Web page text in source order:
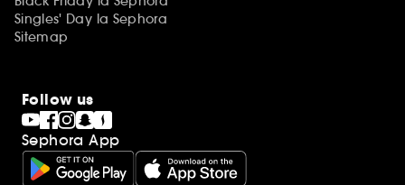
Singles' Day la Sephora
Sitemap
Follow us
Sephora App